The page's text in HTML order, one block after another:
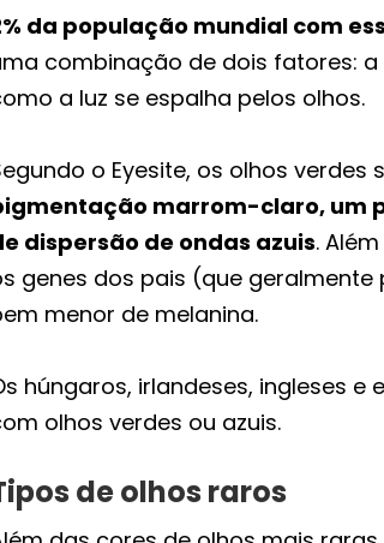
da população mundial com
combinação de dois fatores:
a luz se espalha pelos olhos.
o Eyesite, os olhos
marrom-claro, um
dispersão de ondas azuis.
genes dos pais (que
menor de melanina.
húngaros, irlandeses, ingleses
olhos verdes ou azuis.
de olhos raros